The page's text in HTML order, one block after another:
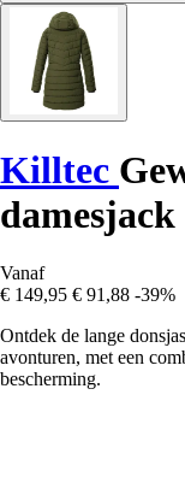
Killtec
Vanaf
€ 149,95 € 91,88 -39%
Ontdek de lange
avonturen, met een
bescherming.